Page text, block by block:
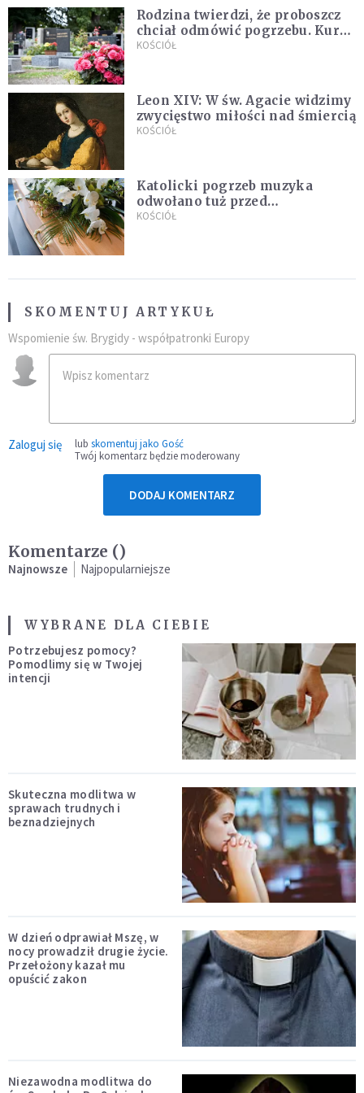
Rodzina twierdzi, że proboszcz
chciał odmówić pogrzebu. Kuria
zapowiada wyjaśnienia
KOŚCIÓŁ
Leon XIV: W św. Agacie widzimy
zwycięstwo miłości nad śmiercią
KOŚCIÓŁ
Katolicki pogrzeb muzyka
odwołano tuż przed
uroczystością. Powodem była
KOŚCIÓŁ
SKOMENTUJ ARTYKUŁ
Wspomienie św. Brygidy - współpatronki Europy
Zaloguj się lub skomentuj jako Gość
Twój komentarz będzie moderowany
DODAJ KOMENTARZ
Komentarze ()
Najnowsze Najpopularniejsze
WYBRANE DLA CIEBIE
Potrzebujesz pomocy?
Pomodlimy się w Twojej
intencji
Skuteczna modlitwa w
sprawach trudnych i
beznadziejnych
W dzień odprawiał Mszę, w
nocy prowadził drugie życie.
Przełożony kazał mu
opuścić zakon
Niezawodna modlitwa do